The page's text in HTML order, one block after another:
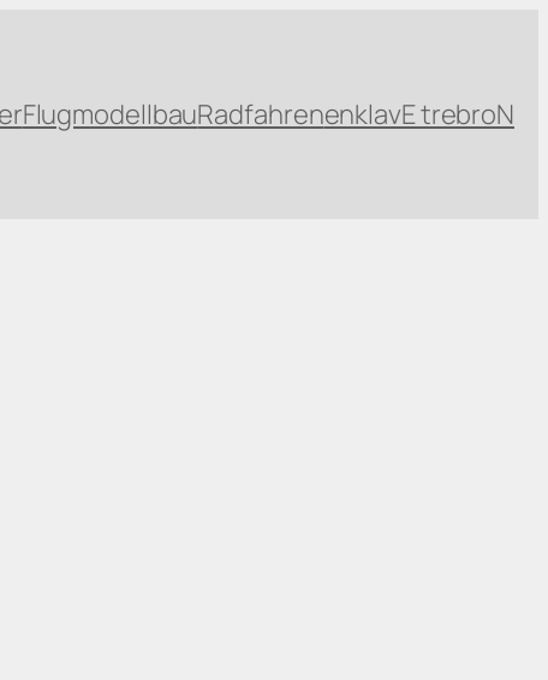
FlugmodellbauRadfahrenenklavE trebroN